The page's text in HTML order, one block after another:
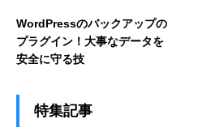
WordPressのバックアップの
プラグイン！大事なデータを
安全に守る技
特集記事